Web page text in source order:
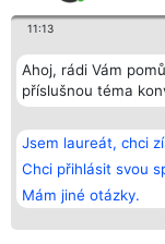
11:13
Ahoj, rádi Vám
příslušnou téma
Jsem laureát, chci
Chci přihlásit svou
Mám jiné otázky.
Organizátor hlasování
Bright Side Solutions sp. z o.
o. sp. k.
ul. Ruska 22
KRS 0000749100 | Regon
381313360 | NIP 8943132676